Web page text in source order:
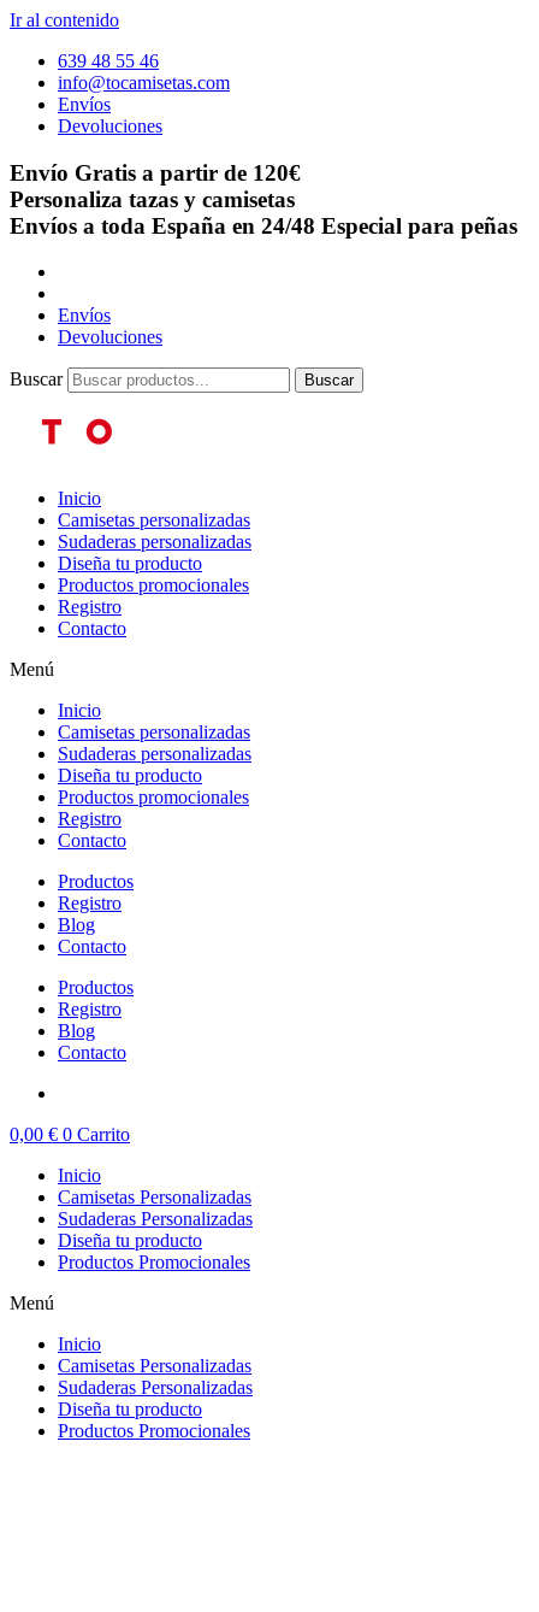
Ir al contenido
639 48 55 46
info@tocamisetas.com
Envíos
Devoluciones
Envío Gratis a partir de 120€
Personaliza tazas y camisetas
Envíos a toda España en 24/48 Especial para peñas
Envíos
Devoluciones
Buscar Buscar
Inicio
Camisetas personalizadas
Sudaderas personalizadas
Diseña tu producto
Productos promocionales
Registro
Contacto
Menú
Inicio
Camisetas personalizadas
Sudaderas personalizadas
Diseña tu producto
Productos promocionales
Registro
Contacto
Productos
Registro
Blog
Contacto
Productos
Registro
Blog
Contacto
0,00 € 0 Carrito
Inicio
Camisetas Personalizadas
Sudaderas Personalizadas
Diseña tu producto
Productos Promocionales
Menú
Inicio
Camisetas Personalizadas
Sudaderas Personalizadas
Diseña tu producto
Productos Promocionales